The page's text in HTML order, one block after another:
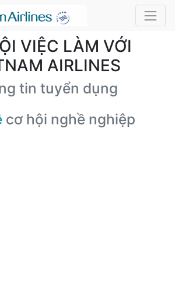
VIỆC LÀM VỚI
AIRLINES
tin tuyển dụng
cơ hội nghề nghiệp